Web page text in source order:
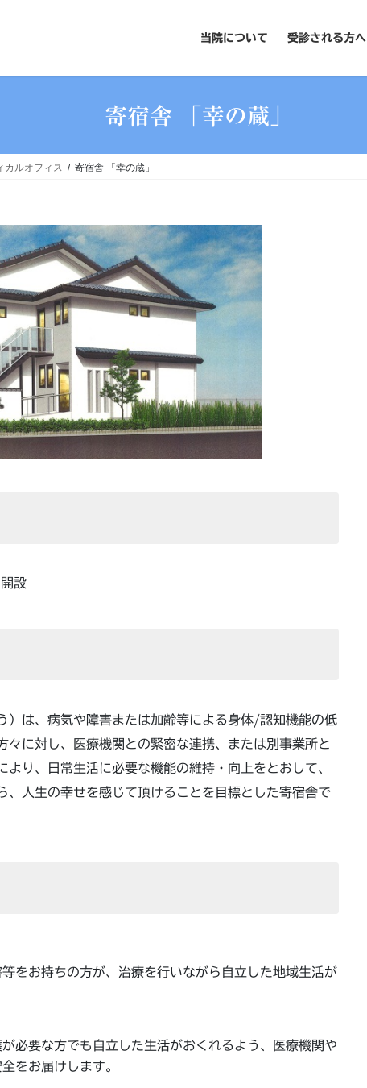
当院について 受診される方へ
寄宿舎 「幸の蔵」
カルオフィス 寄宿舎 「幸の蔵」
設
）は、病気や障害または加齢等による身体/認知機能の低
に対し、医療機関との緊密な連携、または別事業所と
り、日常生活に必要な機能の維持・向上をとおして、
、人生の幸せを感じて頂けることを目標とした寄宿舎で
をお持ちの方が、治療を行いながら自立した地域生活が
必要な方でも自立した生活がおくれるよう、医療機関や
をお届けします。